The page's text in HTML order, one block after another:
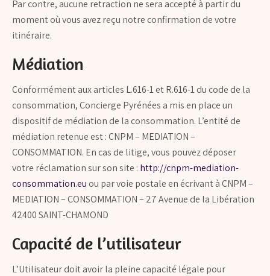
Par contre, aucune retraction ne sera accepté à partir du
moment où vous avez reçu notre confirmation de votre
itinéraire.
Médiation
Conformément aux articles L.616-1 et R.616-1 du code de la
consommation, Concierge Pyrénées a mis en place un
dispositif de médiation de la consommation. L’entité de
médiation retenue est : CNPM – MEDIATION –
CONSOMMATION. En cas de litige, vous pouvez déposer
votre réclamation sur son site : http://cnpm-mediation-
consommation.euou par voie postale en écrivant à CNPM –
MEDIATION – CONSOMMATION – 27 Avenue de la Libération
42400 SAINT-CHAMOND
Capacité de l’utilisateur
L’Utilisateur doit avoir la pleine capacité légale pour